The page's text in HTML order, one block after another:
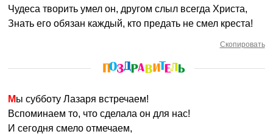
Чудеса творить умел он, другом слыл всегда Христа,
Знать его обязан каждый, кто предать не смел креста!
Скопировать
Мы субботу Лазаря встречаем!
Вспоминаем то, что сделала он для нас!
И сегодня смело отмечаем,